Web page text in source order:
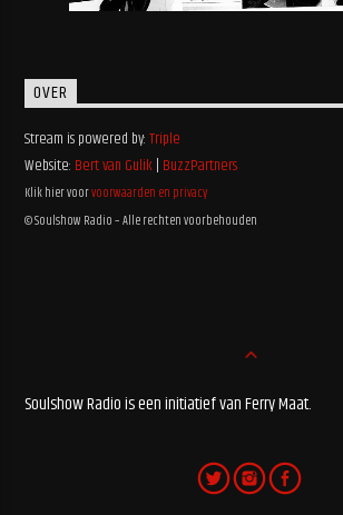
OVER
Stream is powered by:Triple
Website: Bert van Gulik| BuzzPartners
Klik hier voorvoorwaarden en privacy
© Soulshow Radio – Alle rechten voorbehouden
Soulshow Radio is een initiatief van Ferry Maat.